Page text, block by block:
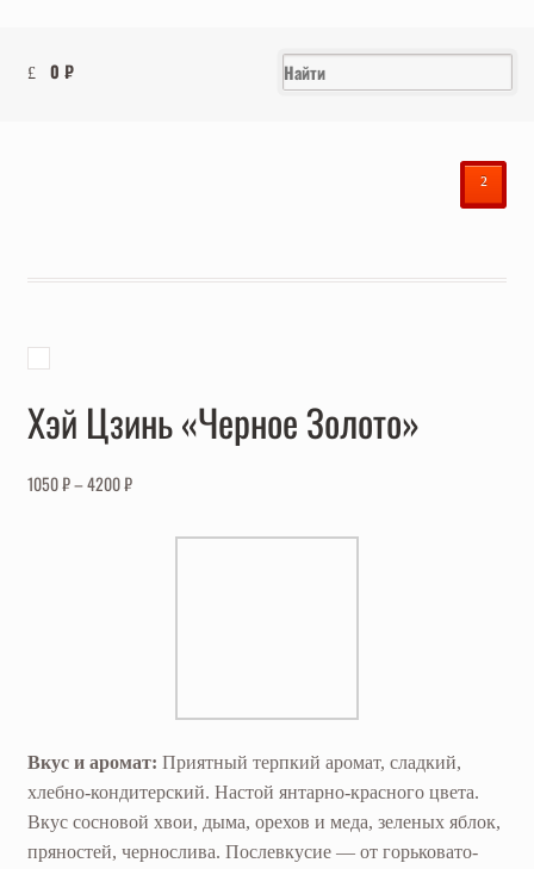
0₽
²
Хэй Цзинь «Черное Золото»
1050₽–4200₽
Вкус и аромат: Приятный терпкий аромат, сладкий,
хлебно-кондитерский. Настой янтарно-красного цвета.
Вкус сосновой хвои, дыма, орехов и меда, зеленых яблок,
пряностей, чернослива. Послевкусие — от горьковато-